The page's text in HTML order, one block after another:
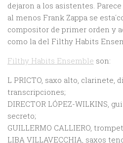
dejaron a los asistentes.
al menos Frank Zappa se
compositor de primer orden y
como la del Filthy Habits
Filthy Habits Ensemble son:
L PRICTO, saxo alto, clarinete,
transcripciones;
DIRECTOR LÓPEZ-WILKINS,
secreto;
GUILLERMO CALLIERO,
LIBA VILLAVECCHIA, saxos